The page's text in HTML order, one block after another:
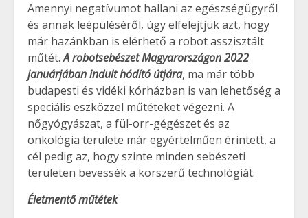
Amennyi negatívumot hallani az egészségügyről
és annak leépüléséről, úgy elfelejtjük azt, hogy
már hazánkban is elérhető a robot asszisztált
műtét.A robotsebészet Magyarországon 2022
januárjában indult hódító útjára, ma már több
budapesti és vidéki kórházban is van lehetőség a
speciális eszközzel műtéteket végezni. A
nőgyógyászat, a fül-orr-gégészet és az
onkológia területe már egyértelműen érintett, a
cél pedig az, hogy szinte minden sebészeti
területen bevessék a korszerű technológiát.
Életmentő műtétek